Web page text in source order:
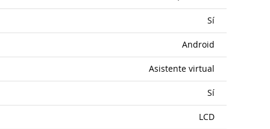
Sí
Android
Asistente virtual
Sí
LCD